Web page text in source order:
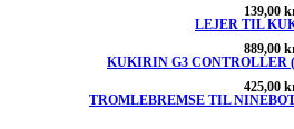
139,00
LEJER TIL
889,00
KUKIRIN G3 CONTROLLER
425,00
TROMLEBREMSE TIL